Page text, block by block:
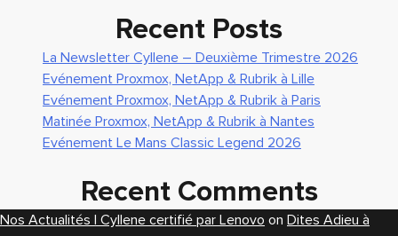
Recent Posts
La Newsletter Cyllene – Deuxième Trimestre 2026
Evénement Proxmox, NetApp & Rubrik à Lille
Evénement Proxmox, NetApp & Rubrik à Paris
Matinée Proxmox, NetApp & Rubrik à Nantes
Evénement Le Mans Classic Legend 2026
Recent Comments
Nos Actualités | Cyllene certifié par Lenovo on Dites Adieu à